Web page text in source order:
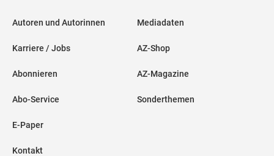
Autoren und Autorinnen
Karriere / Jobs
Abonnieren
Abo-Service
E-Paper
Kontakt
Mediadaten
AZ-Shop
AZ-Magazine
Sonderthemen